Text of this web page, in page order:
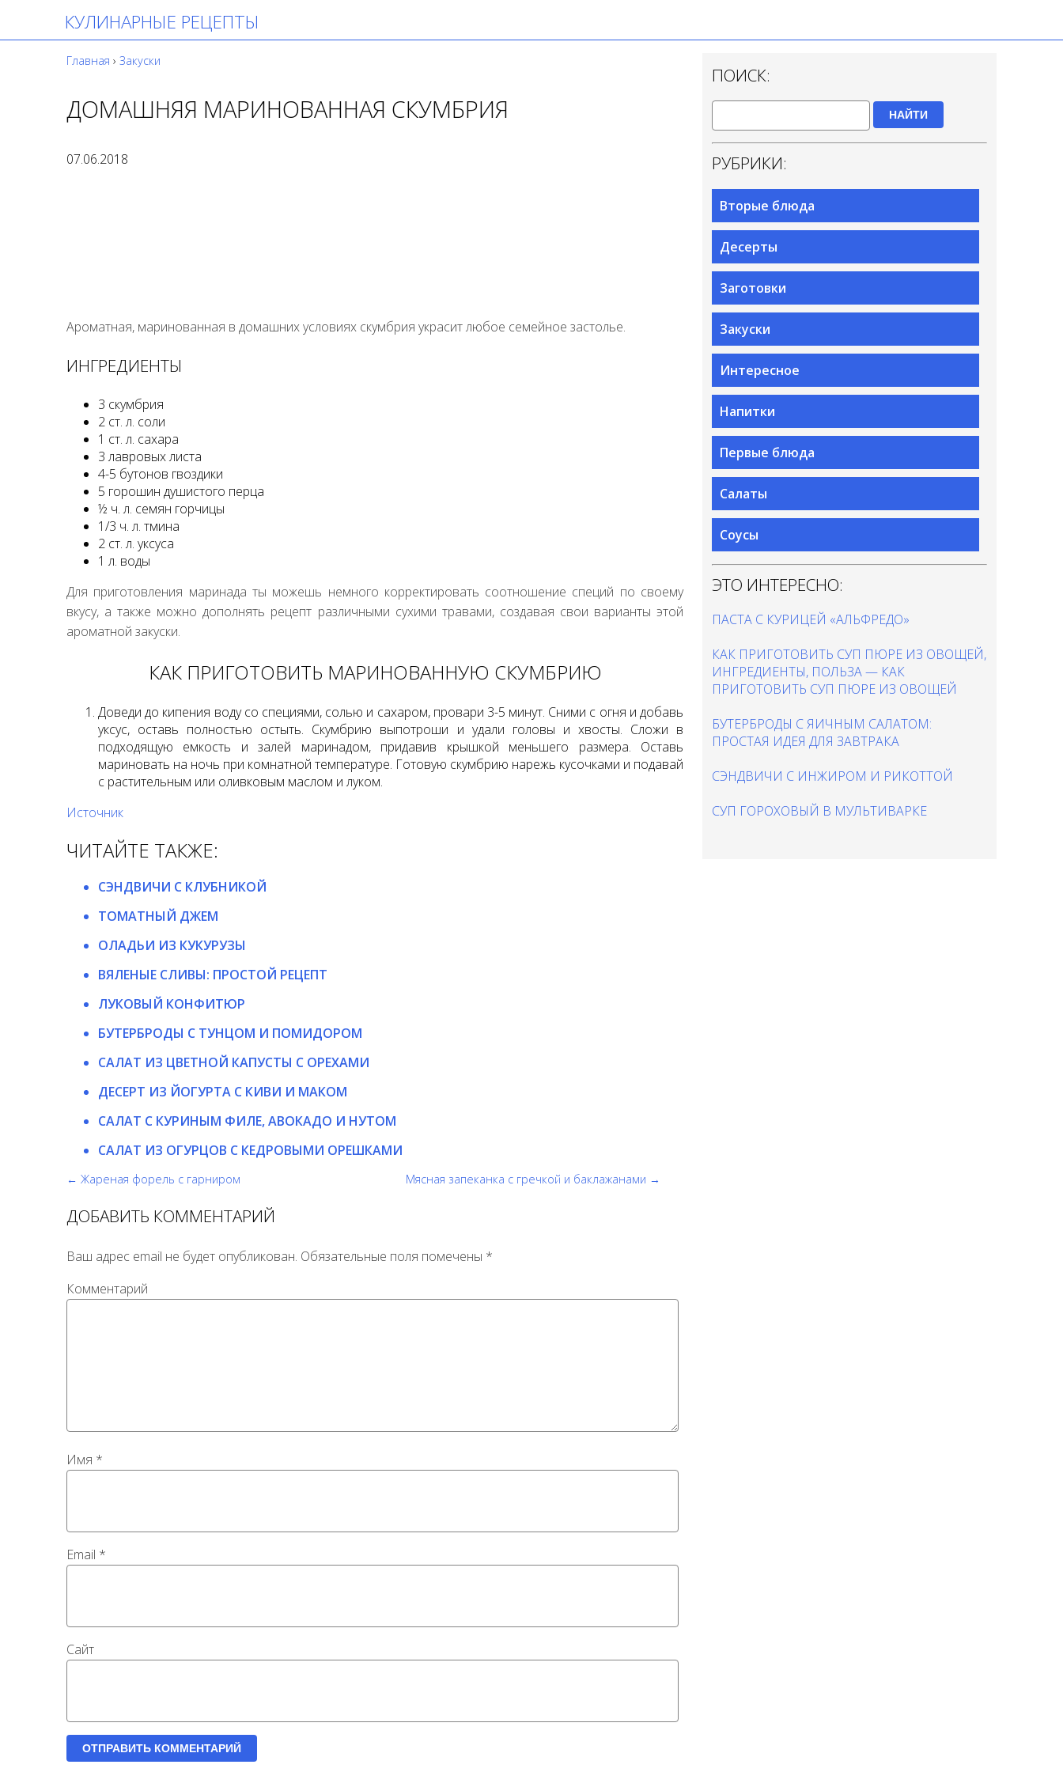
КУЛИНАРНЫЕ РЕЦЕПТЫ
Главная › Закуски
ДОМАШНЯЯ МАРИНОВАННАЯ СКУМБРИЯ
07.06.2018
Ароматная, маринованная в домашних условиях скумбрия украсит любое семейное застолье.
ИНГРЕДИЕНТЫ
3 скумбрия
2 ст. л. соли
1 ст. л. сахара
3 лавровых листа
4-5 бутонов гвоздики
5 горошин душистого перца
½ ч. л. семян горчицы
1/3 ч. л. тмина
2 ст. л. уксуса
1 л. воды
Для приготовления маринада ты можешь немного корректировать соотношение специй по своему
вкусу, а также можно дополнять рецепт различными сухими травами, создавая свои варианты этой
ароматной закуски.
КАК ПРИГОТОВИТЬ МАРИНОВАННУЮ СКУМБРИЮ
Доведи до кипения воду со специями, солью и сахаром, провари 3-5 минут. Сними с огня и добавь
уксус, оставь полностью остыть. Скумбрию выпотроши и удали головы и хвосты. Сложи в
подходящую емкость и залей маринадом, придавив крышкой меньшего размера. Оставь
мариновать на ночь при комнатной температуре. Готовую скумбрию нарежь кусочками и подавай
с растительным или оливковым маслом и луком.
Источник
ЧИТАЙТЕ ТАКЖЕ:
СЭНДВИЧИ С КЛУБНИКОЙ
ТОМАТНЫЙ ДЖЕМ
ОЛАДЬИ ИЗ КУКУРУЗЫ
ВЯЛЕНЫЕ СЛИВЫ: ПРОСТОЙ РЕЦЕПТ
ЛУКОВЫЙ КОНФИТЮР
БУТЕРБРОДЫ С ТУНЦОМ И ПОМИДОРОМ
САЛАТ ИЗ ЦВЕТНОЙ КАПУСТЫ С ОРЕХАМИ
ДЕСЕРТ ИЗ ЙОГУРТА С КИВИ И МАКОМ
САЛАТ С КУРИНЫМ ФИЛЕ, АВОКАДО И НУТОМ
САЛАТ ИЗ ОГУРЦОВ С КЕДРОВЫМИ ОРЕШКАМИ
← Жареная форель с гарниром Мясная запеканка с гречкой и баклажанами →
ДОБАВИТЬ КОММЕНТАРИЙ
Ваш адрес email не будет опубликован. Обязательные поля помечены *
Комментарий
Имя *
Email *
Сайт
ПОИСК:
НАЙТИ
РУБРИКИ:
Вторые блюда
Десерты
Заготовки
Закуски
Интересное
Напитки
Первые блюда
Салаты
Соусы
ЭТО ИНТЕРЕСНО:
ПАСТА С КУРИЦЕЙ «АЛЬФРЕДО»
КАК ПРИГОТОВИТЬ СУП ПЮРЕ ИЗ ОВОЩЕЙ,
ИНГРЕДИЕНТЫ, ПОЛЬЗА — КАК
ПРИГОТОВИТЬ СУП ПЮРЕ ИЗ ОВОЩЕЙ
БУТЕРБРОДЫ С ЯИЧНЫМ САЛАТОМ:
ПРОСТАЯ ИДЕЯ ДЛЯ ЗАВТРАКА
СЭНДВИЧИ С ИНЖИРОМ И РИКОТТОЙ
СУП ГОРОХОВЫЙ В МУЛЬТИВАРКЕ